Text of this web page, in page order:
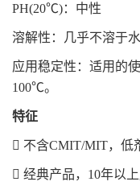
PH(20℃)：中性
溶解性：几乎不溶于水
应用稳定性：适用的
100℃。
特征
 不含CMIT/MIT，低
 经典产品， 10年以上